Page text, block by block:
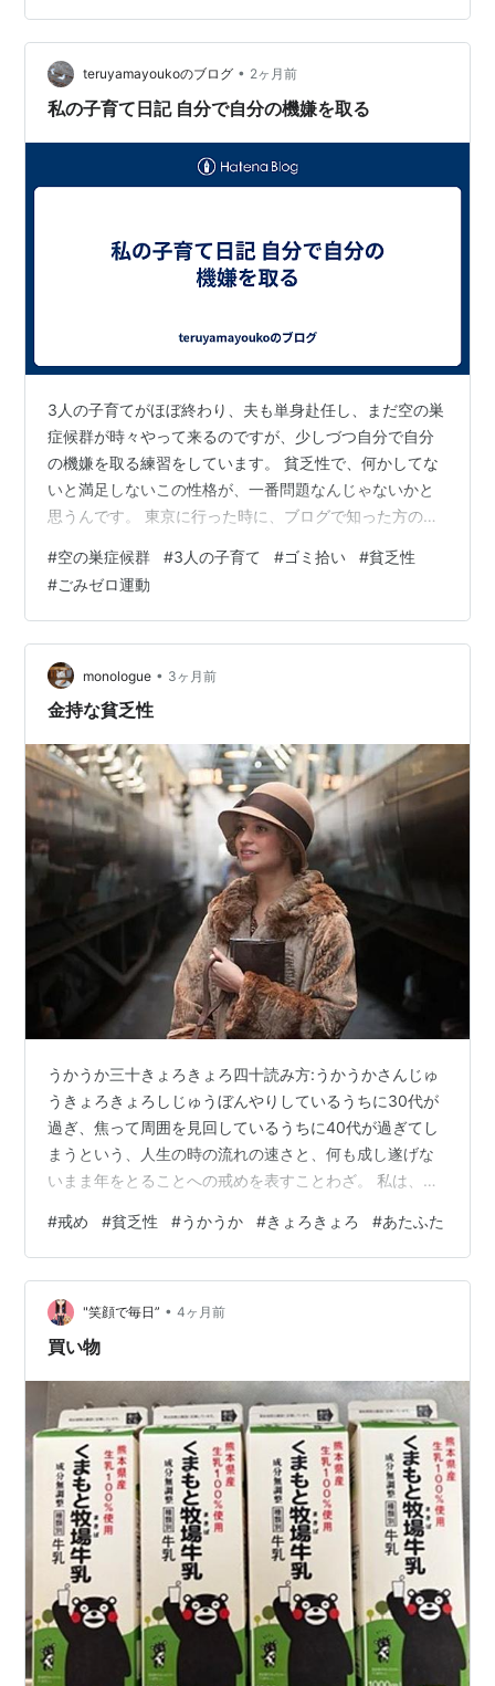
皿がもらえます。 菓子パンはあまり買わなくなったし、
食パンもホームベーカリーで焼く事が多くなりました。
今年こそは集めないぞ！と思っていたのに、シールを捨
てられない。 結局、ヤマ○キと…
teruyamayoukoのブログ • 2ヶ月前
私の子育て日記 自分で自分の機嫌を取る
3人の子育てがほぼ終わり、夫も単身赴任し、まだ空の巣
症候群が時々やって来るのですが、少しづつ自分で自分
の機嫌を取る練習をしています。 貧乏性で、何かしてな
いと満足しないこの性格が、一番問題なんじゃないかと
思うんです。 東京に行った時に、ブログで知った方の所
の方に「なんで私はこんなに苦労ばっかりしてたんでし
ょう？」って聞いたんです。そしたら、「ヨウコさんは
チャレンジして乗り越える人生を選んできてるんです
よ」って言われて、なんだか納得しました。 「今まで大
変だった」って文句言ってたけど、いざ、お気楽になっ
ても、「つまらん。やりがいがない」って文句言…
#空の巣症候群 #3人の子育て #ゴミ拾い #貧乏性
#ごみゼロ運動
monologue • 3ヶ月前
金持な貧乏性
うかうか三十きょろきょろ四十読み方:うかうかさんじゅ
うきょろきょろしじゅうぼんやりしているうちに30代が
過ぎ、焦って周囲を見回しているうちに40代が過ぎてし
まうという、人生の時の流れの速さと、何も成し遂げな
いまま年をとることへの戒めを表すことわざ。 私は、こ
て”あたふた”が続いたかな？ でも、例えば設備の仕事で
も小さなホテルを一人で回していた時は食事も落ち着い
て取れない感じでしたけど、その後、３回ほどあたった
ひたすら暇な事業所に比べると楽しいことしか思い出さ
ないのが不思議です。 人は、暇が嫌いに作られているの
#戒め #貧乏性 #うかうか #きょろきょろ #あたふた
"笑顔で毎日” • 4ヶ月前
買い物